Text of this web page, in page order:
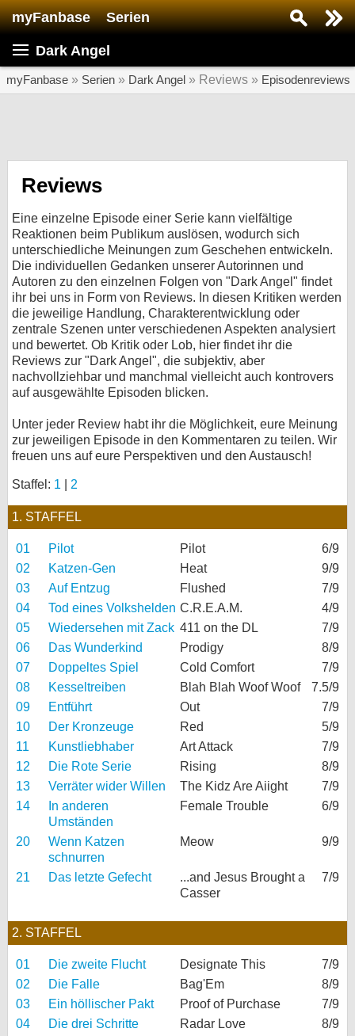
myFanbase Serien
Dark Angel
myFanbase » Serien » Dark Angel » Reviews » Episodenreviews
Reviews
Eine einzelne Episode einer Serie kann vielfältige
Reaktionen beim Publikum auslösen, wodurch sich
unterschiedliche Meinungen zum Geschehen entwickeln.
Die individuellen Gedanken unserer Autorinnen und
Autoren zu den einzelnen Folgen von "Dark Angel" findet
ihr bei uns in Form von Reviews. In diesen Kritiken werden
die jeweilige Handlung, Charakterentwicklung oder
zentrale Szenen unter verschiedenen Aspekten analysiert
und bewertet. Ob Kritik oder Lob, hier findet ihr die
Reviews zur "Dark Angel", die subjektiv, aber
nachvollziehbar und manchmal vielleicht auch kontrovers
auf ausgewählte Episoden blicken.
Unter jeder Review habt ihr die Möglichkeit, eure Meinung
zur jeweiligen Episode in den Kommentaren zu teilen. Wir
freuen uns auf eure Perspektiven und den Austausch!
Staffel: 1 2
1. STAFFEL
01 Pilot Pilot
6/9
02
Katzen-Gen Heat
9/9
03
Auf Entzug Flushed
7/9
04
Tod eines Volkshelden C.R.E.A.M.
4/9
05
Wiedersehen mit Zack 411 on the DL
7/9
06
Das Wunderkind Prodigy
8/9
07
Doppeltes Spiel Cold Comfort
7/9
08
Kesseltreiben Blah Blah Woof Woof
7.5/9
09
Entführt Out
7/9
10
Der Kronzeuge Red
5/9
11
Kunstliebhaber Art Attack
7/9
12
Die Rote Serie Rising
8/9
13
Verräter wider Willen The Kidz Are Aiight
7/9
14
In anderen
Umständen
Female Trouble 6/9
20
Wenn Katzen
schnurren
Meow 9/9
21 Das letzte Gefecht
...and Jesus Brought a
Casser
7/9
2. STAFFEL
01 Die zweite Flucht Designate This
7/9
02
Die Falle Bag'Em
8/9
03
Ein höllischer Pakt Proof of Purchase
7/9
04
Die drei Schritte Radar Love
8/9
Serie suchen...
SERIEN
KULTUR
Specials
SERVICE
Gewinnspiele
Forum
bei X
Kontakt
Datenschutz
Cookie-Einstellungen
Desktop-Ansicht
myFanbase